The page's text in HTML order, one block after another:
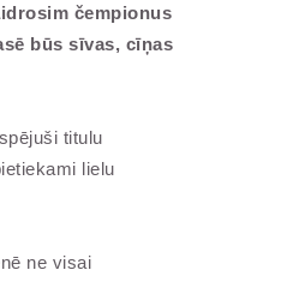
čempionus
būs sīvas, cīņas
titulu
lielu
ne visai